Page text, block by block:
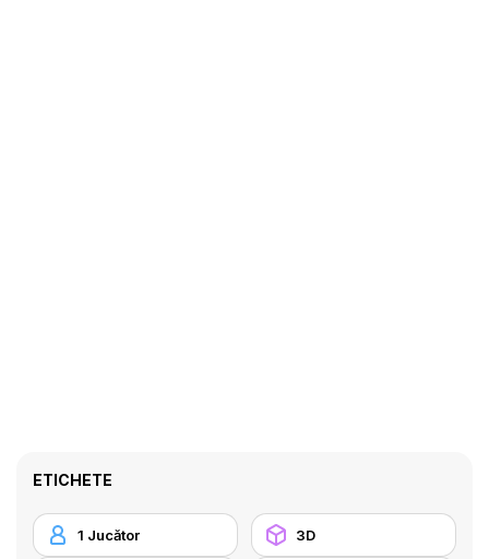
ETICHETE
1 Jucător 3D